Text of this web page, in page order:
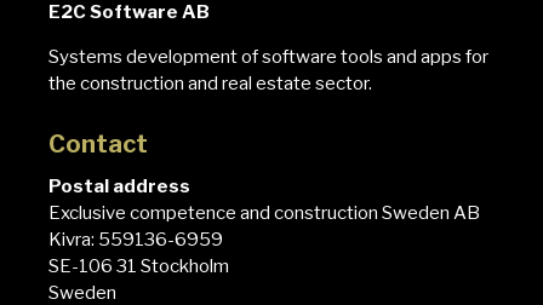
E2C Software AB
Systems development of software tools and apps for
the construction and real estate sector.
Contact
Postal address
Exclusive competence and construction Sweden AB
Kivra: 559136-6959
SE-106 31 Stockholm
Sweden